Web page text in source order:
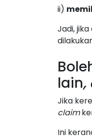
ii)
Jadi,
lain,
Jika
claim
Ini